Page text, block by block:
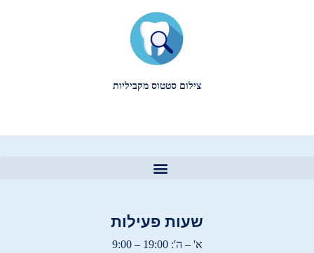
צילום סטטוס מקביליות
שעות פעילות
א' – ה': 19:00 – 9:00